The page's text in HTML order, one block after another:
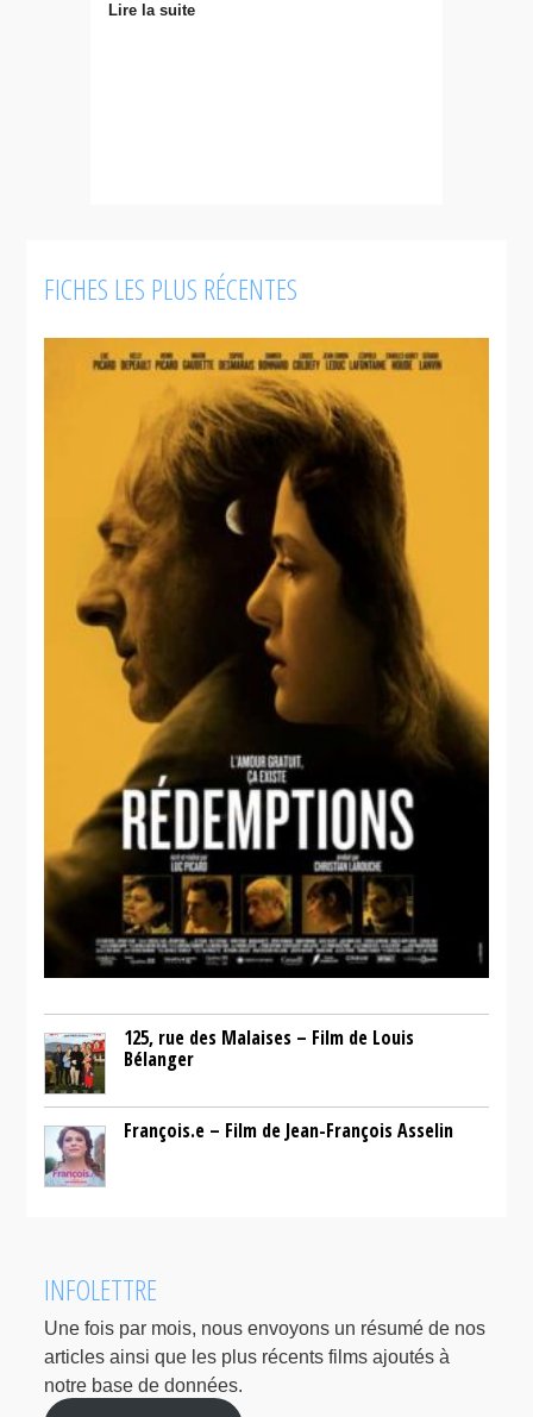
Lire la suite
FICHES LES PLUS RÉCENTES
125, rue des Malaises – Film de Louis
Bélanger
François.e – Film de Jean-François Asselin
INFOLETTRE
Une fois par mois, nous envoyons un résumé de nos
articles ainsi que les plus récents films ajoutés à
notre base de données.